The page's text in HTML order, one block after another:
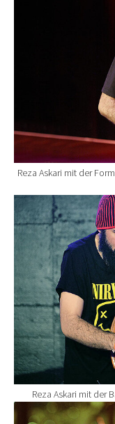
Reza Askari mit der
Show larger
Reza Askari mit der
Show larger